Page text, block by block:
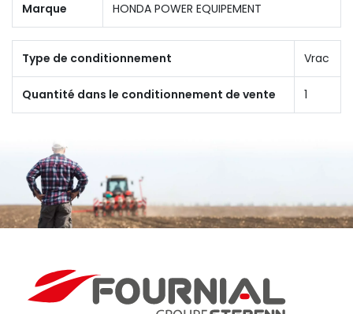
Marque HONDA POWER EQUIPEMENT
Type de conditionnement Vrac
Quantité dans le conditionnement de vente 1